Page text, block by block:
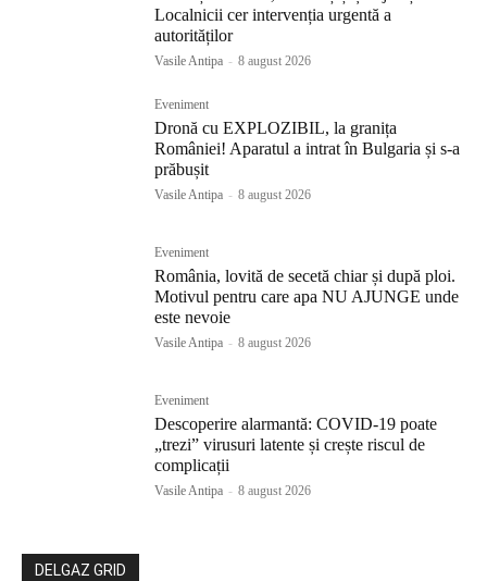
Localnicii cer intervenția urgentă a
autorităților
Vasile Antipa - 8 august 2026
Eveniment
Dronă cu EXPLOZIBIL, la granița
României! Aparatul a intrat în Bulgaria și s-a
prăbușit
Vasile Antipa - 8 august 2026
Eveniment
România, lovită de secetă chiar și după ploi.
Motivul pentru care apa NU AJUNGE unde
este nevoie
Vasile Antipa - 8 august 2026
Eveniment
Descoperire alarmantă: COVID-19 poate
„trezi” virusuri latente și crește riscul de
complicații
Vasile Antipa - 8 august 2026
DELGAZ GRID